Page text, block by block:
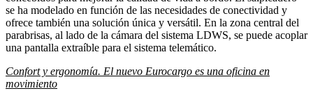
se ha modelado en función de las necesidades de conectividad y
ofrece también una solución única y versátil. En la zona central del
parabrisas, al lado de la cámara del sistema LDWS, se puede acoplar
una pantalla extraíble para el sistema telemático.
Confort y ergonomía. El nuevo Eurocargo es una oficina en
movimiento